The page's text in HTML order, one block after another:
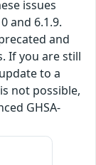
issues
and 6.1.9.
and
If you are still
to a
not possible,
GHSA-